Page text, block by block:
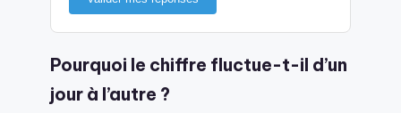
Pourquoi le chiffre fluctue-t-il d’un
jour à l’autre ?